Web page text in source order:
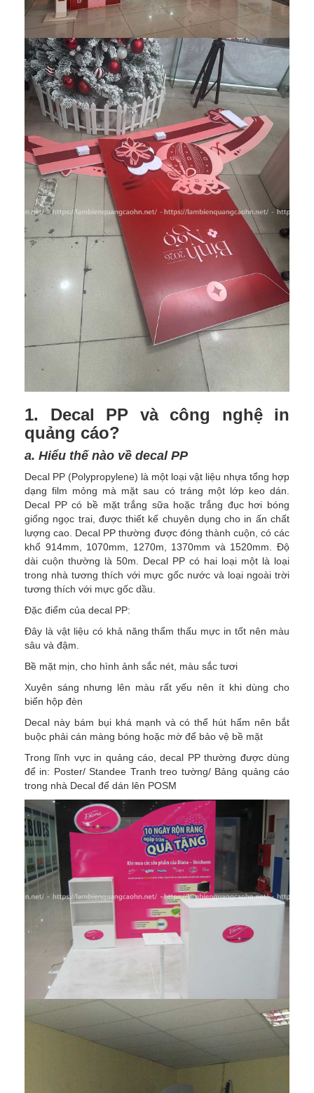
1. Decal PP và công nghệ in
quảng cáo?
a. Hiểu thế nào về decal PP
Decal PP (Polypropylene) là một loại vật liệu nhựa tổng hợp
dạng film mỏng mà mặt sau có tráng một lớp keo dán.
Decal PP có bề mặt trắng sữa hoặc trắng đục hơi bóng
giống ngọc trai, được thiết kế chuyên dụng cho in ấn chất
lượng cao. Decal PP thường được đóng thành cuộn, có các
khổ 914mm, 1070mm, 1270m, 1370mm và 1520mm. Độ
dài cuộn thường là 50m. Decal PP có hai loại một là loại
trong nhà tương thích với mực gốc nước và loại ngoài trời
tương thích với mực gốc dầu.
Đặc điểm của decal PP:
Đây là vật liệu có khả năng thẩm thấu mực in tốt nên màu
sâu và đậm.
Bề mặt mịn, cho hình ảnh sắc nét, màu sắc tươi
Xuyên sáng nhưng lên màu rất yếu nên ít khi dùng cho
biển hộp đèn
Decal này bám bụi khá mạnh và có thể hút hẩm nên bắt
buộc phải cán màng bóng hoặc mờ để bảo vệ bề mặt
Trong lĩnh vực in quảng cáo, decal PP thường được dùng
để in: Poster/ Standee Tranh treo tường/ Bảng quảng cáo
trong nhà Decal để dán lên POSM